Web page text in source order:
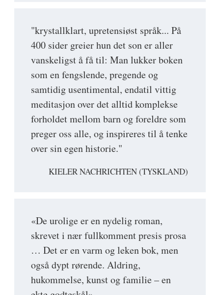
"krystallklart, upretensiøst språk... På
400 sider greier hun det son er aller
vanskeligst å få til: Man lukker boken
som en fengslende, pregende og
samtidig usentimental, endatil vittig
meditasjon over det alltid komplekse
forholdet mellom barn og foreldre som
preger oss alle, og inspireres til å tenke
over sin egen historie."
KIELER NACHRICHTEN (TYSKLAND)
«De urolige er en nydelig roman,
skrevet i nær fullkomment presis prosa
… Det er en varm og leken bok, men
også dypt rørende. Aldring,
hukommelse, kunst og familie – en